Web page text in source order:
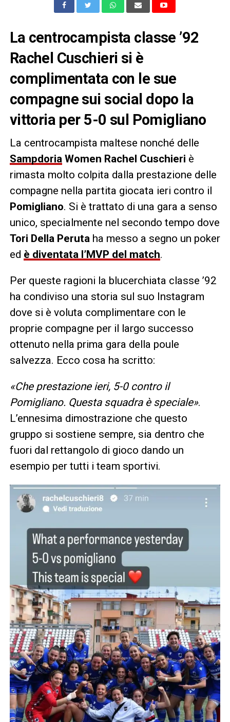
La centrocampista classe ’92
Rachel Cuschieri si è
complimentata con le sue
compagne sui social dopo la
vittoria per 5-0 sul Pomigliano
La centrocampista maltese nonché delle
SampdoriaWomen Rachel Cuschieri è
rimasta molto colpita dalla prestazione delle
compagne nella partita giocata ieri contro il
Pomigliano. Si è trattato di una gara a senso
unico, specialmente nel secondo tempo dove
Tori Della Perutaha messo a segno un poker
ed è diventata l’MVP del match.
Per queste ragioni la blucerchiata classe ’92
ha condiviso una storia sul suo Instagram
dove si è voluta complimentare con le
proprie compagne per il largo successo
ottenuto nella prima gara della poule
salvezza. Ecco cosa ha scritto:
«Che prestazione ieri, 5-0 contro il
Pomigliano. Questa squadra è speciale».
L’ennesima dimostrazione che questo
gruppo si sostiene sempre, sia dentro che
fuori dal rettangolo di gioco dando un
esempio per tutti i team sportivi.